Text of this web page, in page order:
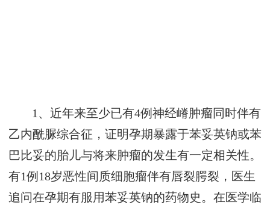
1、近年来至少已有4例神经嵴肿瘤同时伴有
乙内酰脲综合征，证明孕期暴露于苯妥英钠或苯
巴比妥的胎儿与将来肿瘤的发生有一定相关性。
有1例18岁恶性间质细胞瘤伴有唇裂腭裂，医生
追问在孕期有服用苯妥英钠的药物史。在医学临